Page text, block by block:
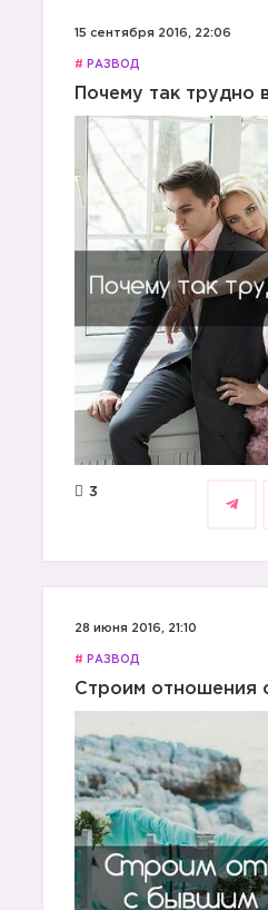
15 сентября 2016, 22:06
# РАЗВОД
Почему так трудно
3
28 июня 2016, 21:10
# РАЗВОД
Строим отношения